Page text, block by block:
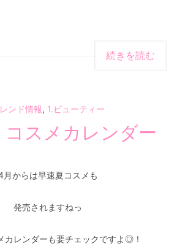
続きを読む
レンド情報, 1.ビューティー
コスメカレンダー
月からは早速夏コスメも
発売されますねっ
カレンダーも要チェックですよ◎！